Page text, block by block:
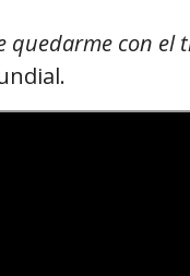
quedarme con el